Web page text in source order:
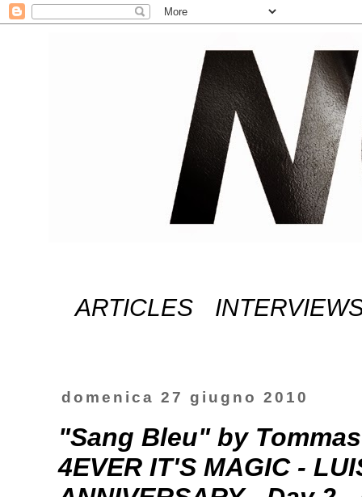
ARTICLES
domenica 27 giugno 2010
"Sang Bleu" by
4EVER IT'S MAGIC -